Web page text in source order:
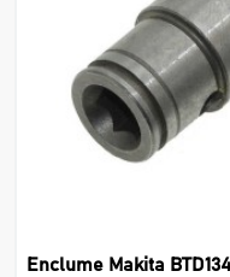
Enclume Makita